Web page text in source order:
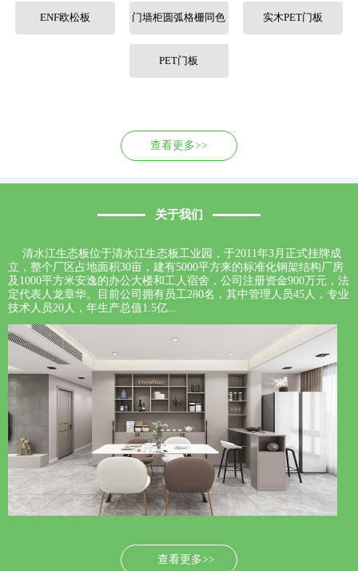
ENF欧松板 门墙柜圆弧格栅同色 实木PET门板
PET门板
查看更多>>
关于我们
清水江生态板位于清水江生态板工业园，于2011年3月正式挂牌成
立，整个厂区占地面积30亩，建有5000平方来的标准化钢架结构厂房
及1000平方米安逸的办公大楼和工人宿舍，公司注册资金900万元，法
定代表人龙章华。目前公司拥有员工280名，其中管理人员45人，专业
技术人员20人，年生产总值1.5亿...
查看更多>>
人才招聘